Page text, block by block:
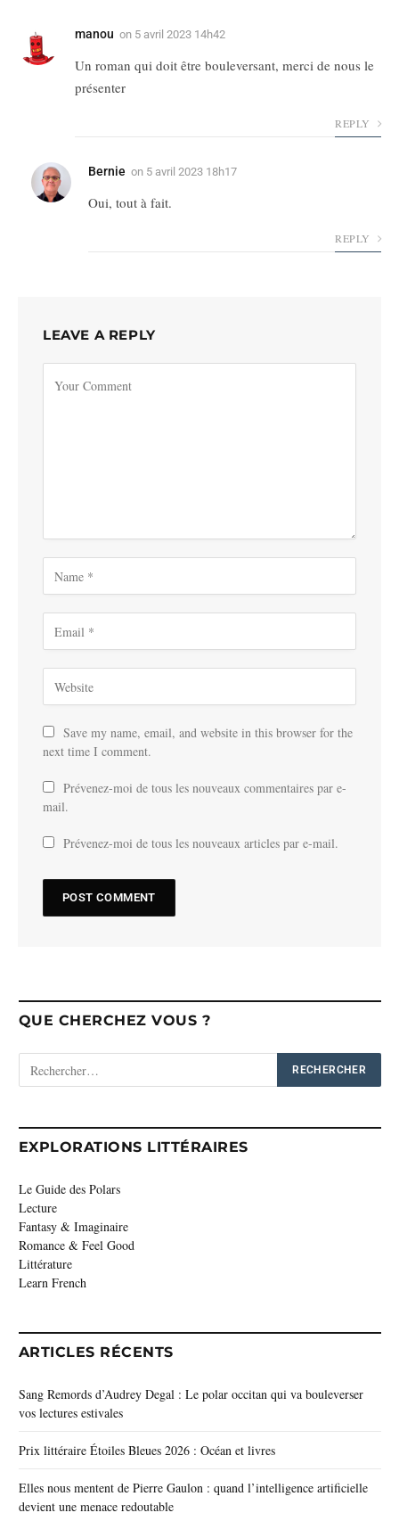
manou on 5 avril 2023 14h42
Un roman qui doit être bouleversant, merci de nous le
présenter
REPLY
Bernie on 5 avril 2023 18h17
Oui, tout à fait.
REPLY
LEAVE A REPLY
Save my name, email, and website in this browser for the
next time I comment.
Prévenez-moi de tous les nouveaux commentaires par e-
mail.
Prévenez-moi de tous les nouveaux articles par e-mail.
QUE CHERCHEZ VOUS ?
EXPLORATIONS LITTÉRAIRES
Le Guide des Polars
Lecture
Fantasy & Imaginaire
Romance & Feel Good
Littérature
Learn French
ARTICLES RÉCENTS
Sang Remords d’Audrey Degal : Le polar occitan qui va bouleverser
vos lectures estivales
Prix littéraire Étoiles Bleues 2026 : Océan et livres
Elles nous mentent de Pierre Gaulon : quand l’intelligence artificielle
devient une menace redoutable